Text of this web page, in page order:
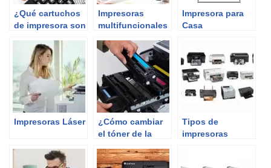
¿Qué cartuchos
de impresora son
Impresoras
multifuncionales
Impresora para
Casa
Impresoras Láser
¿Cómo cambiar
el tóner de la
Tipos de
impresoras